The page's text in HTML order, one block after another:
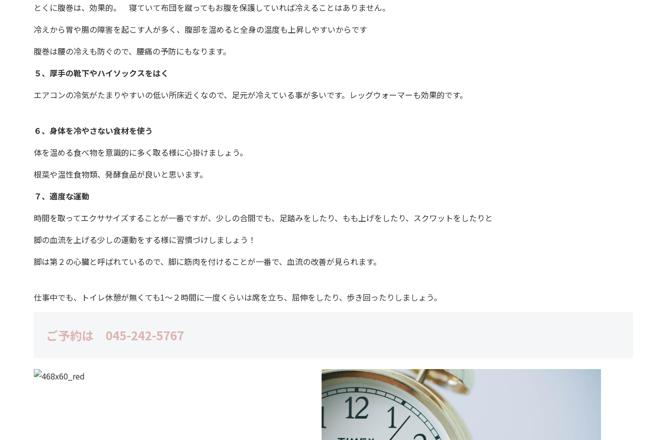
とくに腹巻は、効果的。 寝ていて布団を蹴ってもお腹を保護していれば冷えることはありません。
冷えから胃や腸の障害を起こす人が多く、腹部を温めると全身の温度も上昇しやすいからです
腹巻は腰の冷えも防ぐので、腰痛の予防にもなります。
５、厚手の靴下やハイソックスをはく
エアコンの冷気がたまりやすいの低い所床近くなので、足元が冷えている事が多いです。レッグウォーマーも効果的です。
６、身体を冷やさない食材を使う
体を温める食べ物を意識的に多く取る様に心掛けましょう。
根菜や温性食物類、発酵食品が良いと思います。
７、適度な運動
時間を取ってエクササイズすることが一番ですが、少しの合間でも、足踏みをしたり、もも上げをしたり、スクワットをしたりと
脚の血流を上げる少しの運動をする様に習慣づけしましょう！
脚は第２の心臓と呼ばれているので、脚に筋肉を付けることが一番で、血流の改善が見られます。
仕事中でも、トイレ休憩が無くても1～２時間に一度くらいは席を立ち、屈伸をしたり、歩き回ったりしましょう。
ご予約は 045-242-5767